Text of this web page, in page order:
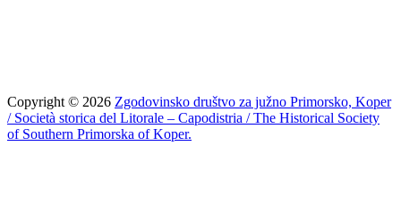
Copyright © 2026 Zgodovinsko društvo za južno Primorsko, Koper
/ Società storica del Litorale – Capodistria / The Historical Society
of Southern Primorska of Koper.